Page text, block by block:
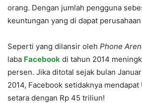
orang. Dengan jumlah pengguna
keuntungan yang di dapat
Seperti yang dilansir oleh Phone
laba Facebook di tahun 2014
persen. Jika ditotal sejak bulan
2014, Facebook setidaknya
setara dengan Rp 45 triliun!